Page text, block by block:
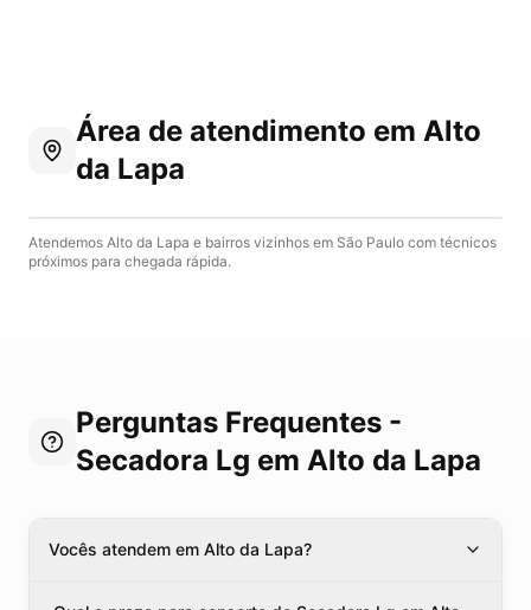
Área de atendimento em Alto
da Lapa
Atendemos Alto da Lapa e bairros vizinhos em São Paulo com técnicos
próximos para chegada rápida.
Perguntas Frequentes -
Secadora Lg em Alto da Lapa
Vocês atendem em Alto da Lapa?